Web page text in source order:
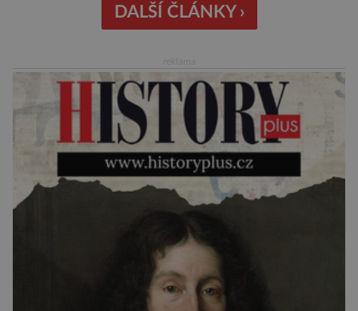
chodí chronicky pozdě, možná úplně nemohou.
Jaké jsou nejčastější příčiny nedochvilnosti? A
DALŠÍ ČLÁNKY ›